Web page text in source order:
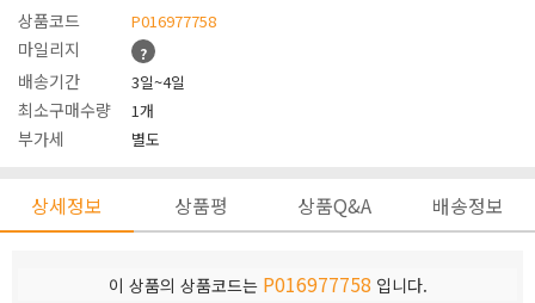
상품코드 P016977758
마일리지 ?
배송기간 3일~4일
최소구매수량 1개
부가세 별도
상세정보 상품평 상품Q&A 배송정보
이 상품의 상품코드는 P016977758 입니다.